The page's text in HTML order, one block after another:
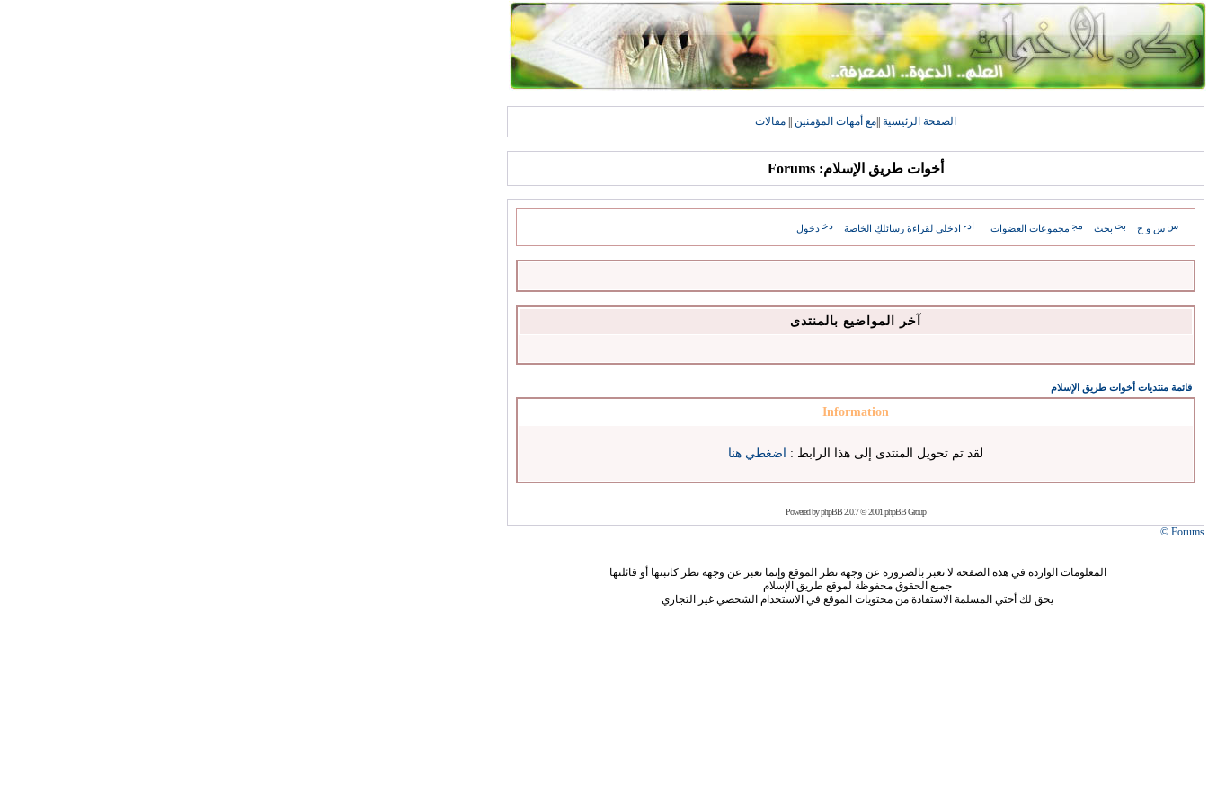
الصفحة الرئيسية مع أمهات المؤمنين مقالات
أخوات طريق الإسلام: Forums
س و ج بحث مجموعات العضوات ادخلي لقراءة رسائلكِ الخاصة دخول
آخر المواضيع بالمنتدى
قائمة منتديات أخوات طريق الإسلام
Information
لقد تم تحويل المنتدى إلى هذا الرابط : اضغطي هنا
Powered byphpBB2.0.7 © 2001 phpBB Group
Forums ©
المعلومات الواردة في هذه الصفحة لا تعبر بالضرورة عن وجهة نظر الموقع وإنما تعبر عن وجهة نظر كاتبتها أو قائلتها
جميع الحقوق محفوظة لموقع طريق الإسلام
يحق لك أختي المسلمة الاستفادة من محتويات الموقع في الاستخدام الشخصي غير التجاري